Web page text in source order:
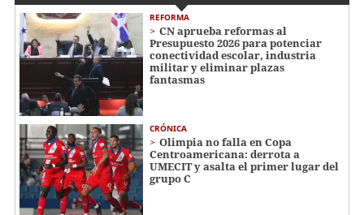
REFORMA
CN aprueba reformas al
Presupuesto 2026 para potenciar
conectividad escolar, industria
militar y eliminar plazas
fantasmas
CRÓNICA
Olimpia no falla en Copa
Centroamericana: derrota a
UMECIT y asalta el primer lugar del
grupo C